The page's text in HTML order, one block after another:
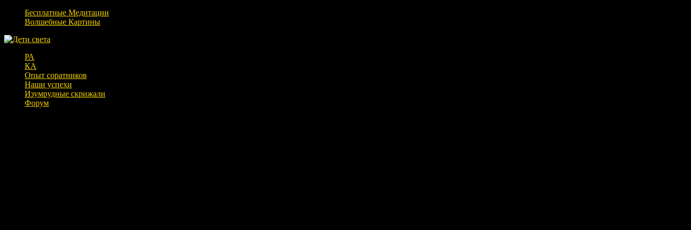
Бесплатные Медитации
Волшебные Картины
РА
КА
Опыт соратников
Наши успехи
Изумрудные скрижали
Форум